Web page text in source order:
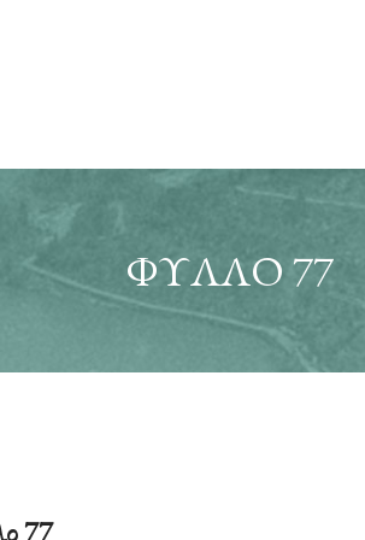
ΦΎΛΛΟ 77
77